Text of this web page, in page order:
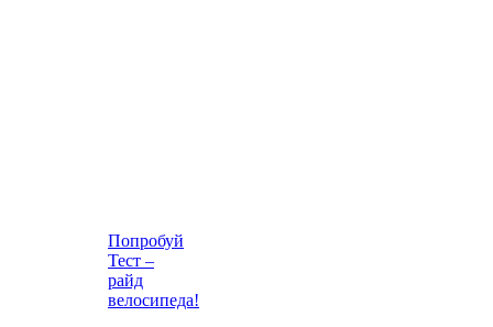
Попробуй
Тест –
райд
велосипеда!